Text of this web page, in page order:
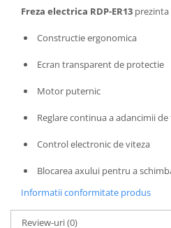
Pompe de stropit
Radiatoare
Semanatoare,Plantatoare
Sobe pe gaz & electrice
Suflante & Aspiratoare
Aspiratoare
Ventilatoare & Sisteme Racire
Aparate de aer conditionat
Freza electrica RDP-ER13
Constructie ergonomica
Ecran transparent de protectie
Motor puternic
Reglare continua a adancimii
Control electronic de viteza
Blocarea axului pentru a
Informatii conformitate produs
Review-uri(0)